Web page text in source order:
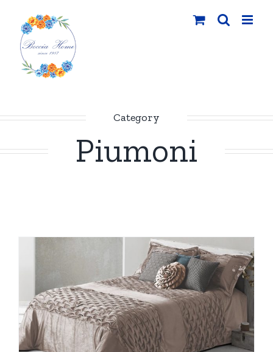
contenuto
Category
Piumoni